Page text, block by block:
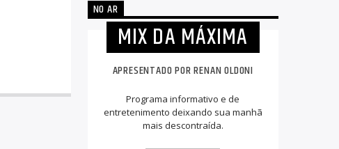
NO AR
MIX DA MÁXIMA
APRESENTADO POR RENAN OLDONI
Programa informativo e de
entretenimento deixando sua manhã
mais descontraída.